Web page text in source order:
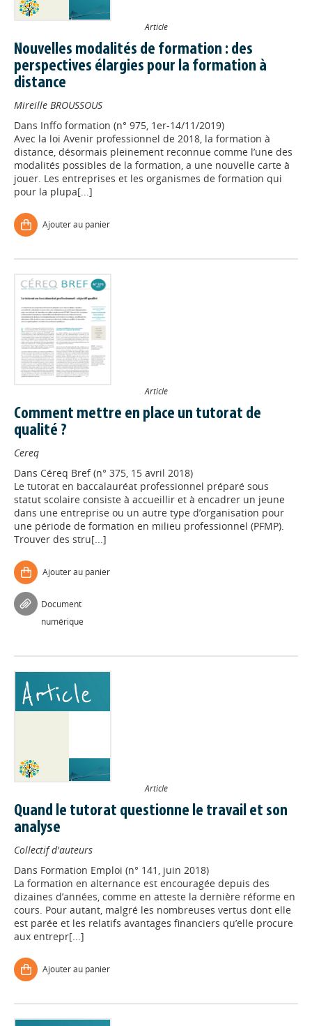
Article
Nouvelles modalités de formation : des
perspectives élargies pour la formation à
distance
Mireille BROUSSOUS
Dans Inffo formation (n° 975, 1er-14/11/2019)
Avec la loi Avenir professionnel de 2018, la formation à
distance, désormais pleinement reconnue comme l’une des
modalités possibles de la formation, a une nouvelle carte à
jouer. Les entreprises et les organismes de formation qui
pour la plupa[...]
Ajouter au panier
Article
Comment mettre en place un tutorat de
qualité ?
Cereq
Dans Céreq Bref (n° 375, 15 avril 2018)
Le tutorat en baccalauréat professionnel préparé sous
statut scolaire consiste à accueillir et à encadrer un jeune
dans une entreprise ou un autre type d’organisation pour
une période de formation en milieu professionnel (PFMP).
Trouver des stru[...]
Ajouter au panier
Document
numérique
Article
Quand le tutorat questionne le travail et son
analyse
Collectif d'auteurs
Dans Formation Emploi (n° 141, juin 2018)
La formation en alternance est encouragée depuis des
dizaines d’années, comme en atteste la dernière réforme en
cours. Pour autant, malgré les nombreuses vertus dont elle
est parée et les relatifs avantages financiers qu’elle procure
aux entrepr[...]
Ajouter au panier